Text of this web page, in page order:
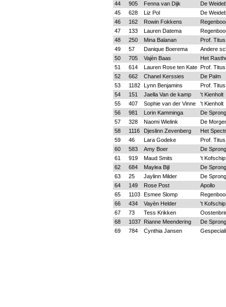
44
905 Fenna van Dijk
De
45
628 Liz Pol
De
46
162 Rowin Fokkens
47
133 Lauren Datema
48
250 Mina Balanan
Prof.
49
57 Danique Boerema
Andere
50
705 Vajèn Baas
Het
51
614 Lauren Rose ten Kate Prof.
52
662 Chanel Kerssies
De Palm
53
1182 Lynn Benjamins
Prof.
54
151 Jaella Van de kamp
't Kienholt
55
407 Sophie van der Vinne
't Kienholt
56
981 Lorin Kamminga
De Sprong
57
328 Naomi Wielink
De
58
1116 Djeslinn Zevenberg
Het
59
46 Lara Godeke
Prof.
60
583 Amy Boer
De Sprong
61
919 Maud Smits
't Kofschip
62
684 Maylea Bijl
De Sprong
63
25 Jaylinn Milder
De Sprong
64
149 Rose Post
Apollo
65
1103 Esmee Slomp
66
434 Vayèn Helder
't Kofschip
67
73 Tess Krikken
68
1037 Rianne Meendering
De Sprong
69
784 Cynthia Jansen